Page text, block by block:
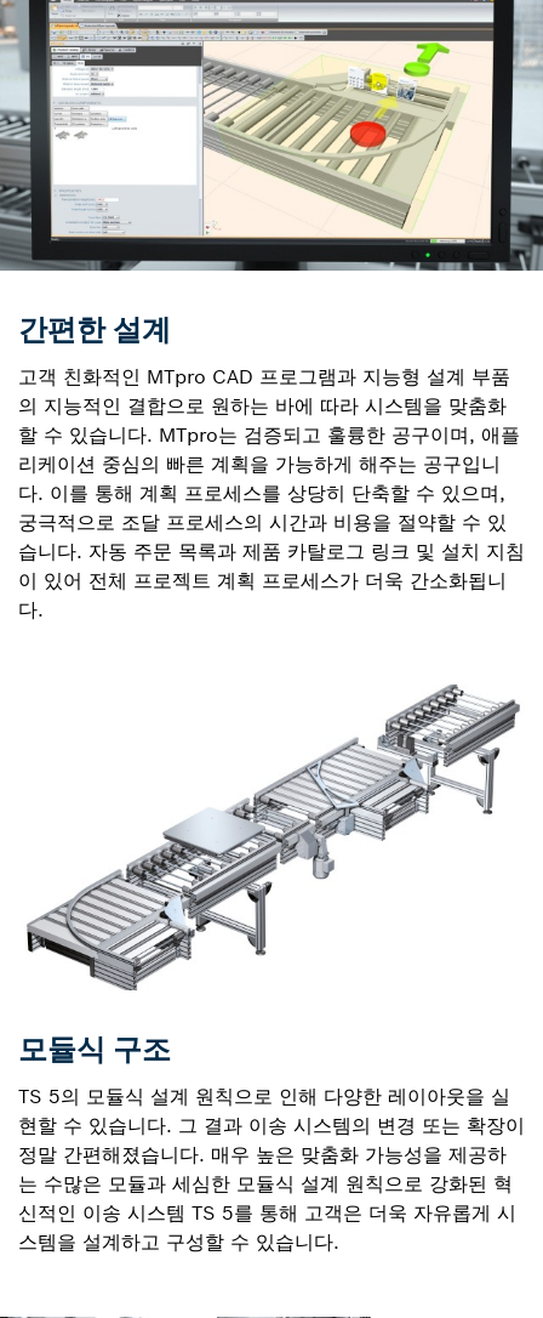
간편한 설계
고객 친화적인 MTpro CAD 프로그램과 지능형 설계 부품
의 지능적인 결합으로 원하는 바에 따라 시스템을 맞춤화
할 수 있습니다. MTpro는 검증되고 훌륭한 공구이며, 애플
리케이션 중심의 빠른 계획을 가능하게 해주는 공구입니
다. 이를 통해 계획 프로세스를 상당히 단축할 수 있으며,
궁극적으로 조달 프로세스의 시간과 비용을 절약할 수 있
습니다. 자동 주문 목록과 제품 카탈로그 링크 및 설치 지침
이 있어 전체 프로젝트 계획 프로세스가 더욱 간소화됩니
다.
모듈식 구조
TS 5의 모듈식 설계 원칙으로 인해 다양한 레이아웃을 실
현할 수 있습니다. 그 결과 이송 시스템의 변경 또는 확장이
정말 간편해졌습니다. 매우 높은 맞춤화 가능성을 제공하
는 수많은 모듈과 세심한 모듈식 설계 원칙으로 강화된 혁
신적인 이송 시스템 TS 5를 통해 고객은 더욱 자유롭게 시
스템을 설계하고 구성할 수 있습니다.